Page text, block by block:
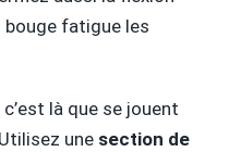
fatigue les
là que se jouent
une section de